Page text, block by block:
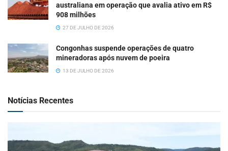
australiana em operação que avalia ativo em R$
908 milhões
27 DE JULHO DE 2026
Congonhas suspende operações de quatro
mineradoras após nuvem de poeira
13 DE JULHO DE 2026
Notícias Recentes